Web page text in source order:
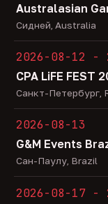
Australasian
Сидней, Australia
2026-08-12 -
CPA LiFE FEST
Санкт-Петербург,
2026-08-13
G&M Events
Сан-Паулу, Brazil
2026-08-17 -